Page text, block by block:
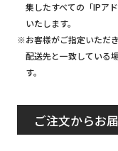
集したすべての「IPア
いたします。
※お客様がご指定いただ
配送先と一致している
す。
ご注文からお